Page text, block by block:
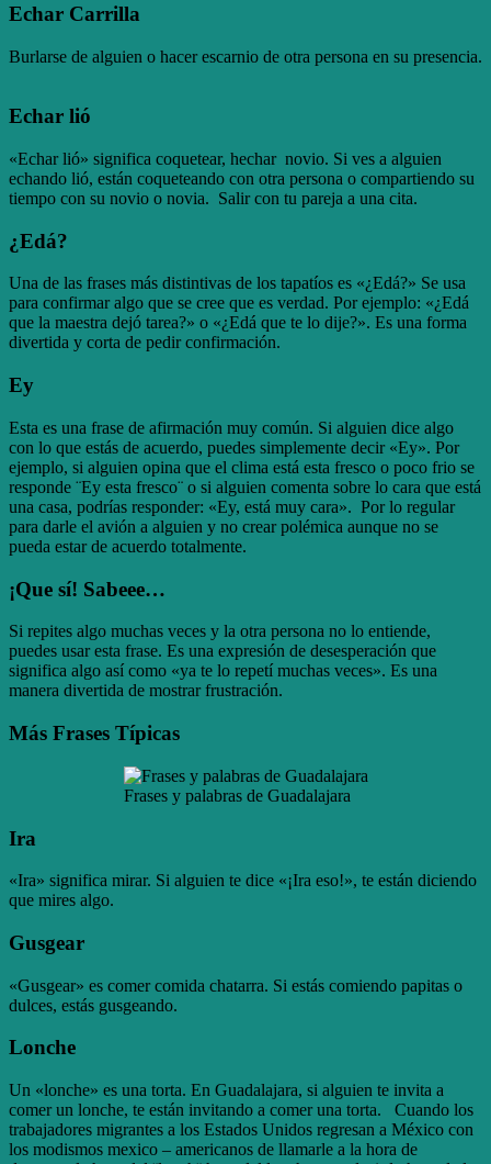
Echar Carrilla
Burlarse de alguien o hacer escarnio de otra persona en su presencia.
Echar lió
«Echar lió» significa coquetear, hechar novio. Si ves a alguien
echando lió, están coqueteando con otra persona o compartiendo su
tiempo con su novio o novia. Salir con tu pareja a una cita.
¿Edá?
Una de las frases más distintivas de los tapatíos es «¿Edá?» Se usa
para confirmar algo que se cree que es verdad. Por ejemplo: «¿Edá
que la maestra dejó tarea?» o «¿Edá que te lo dije?». Es una forma
divertida y corta de pedir confirmación.
Ey
Esta es una frase de afirmación muy común. Si alguien dice algo
con lo que estás de acuerdo, puedes simplemente decir «Ey». Por
ejemplo, si alguien opina que el clima está esta fresco o poco frio se
responde ¨Ey esta fresco¨ o si alguien comenta sobre lo cara que está
una casa, podrías responder: «Ey, está muy cara». Por lo regular
para darle el avión a alguien y no crear polémica aunque no se
pueda estar de acuerdo totalmente.
¡Que sí! Sabeee…
Si repites algo muchas veces y la otra persona no lo entiende,
puedes usar esta frase. Es una expresión de desesperación que
significa algo así como «ya te lo repetí muchas veces». Es una
manera divertida de mostrar frustración.
Más Frases Típicas
Frases y palabras de Guadalajara
Ira
«Ira» significa mirar. Si alguien te dice «¡Ira eso!», te están diciendo
que mires algo.
Gusgear
«Gusgear» es comer comida chatarra. Si estás comiendo papitas o
dulces, estás gusgeando.
Lonche
Un «lonche» es una torta. En Guadalajara, si alguien te invita a
comer un lonche, te están invitando a comer una torta. Cuando los
trabajadores migrantes a los Estados Unidos regresan a México con
los modismos mexico – americanos de llamarle a la hora de